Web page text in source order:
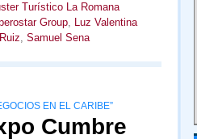
Turístico La Romana
Iberostar Group, Luz Valentina
, Samuel Sena
EN EL CARIBE”
Cumbre